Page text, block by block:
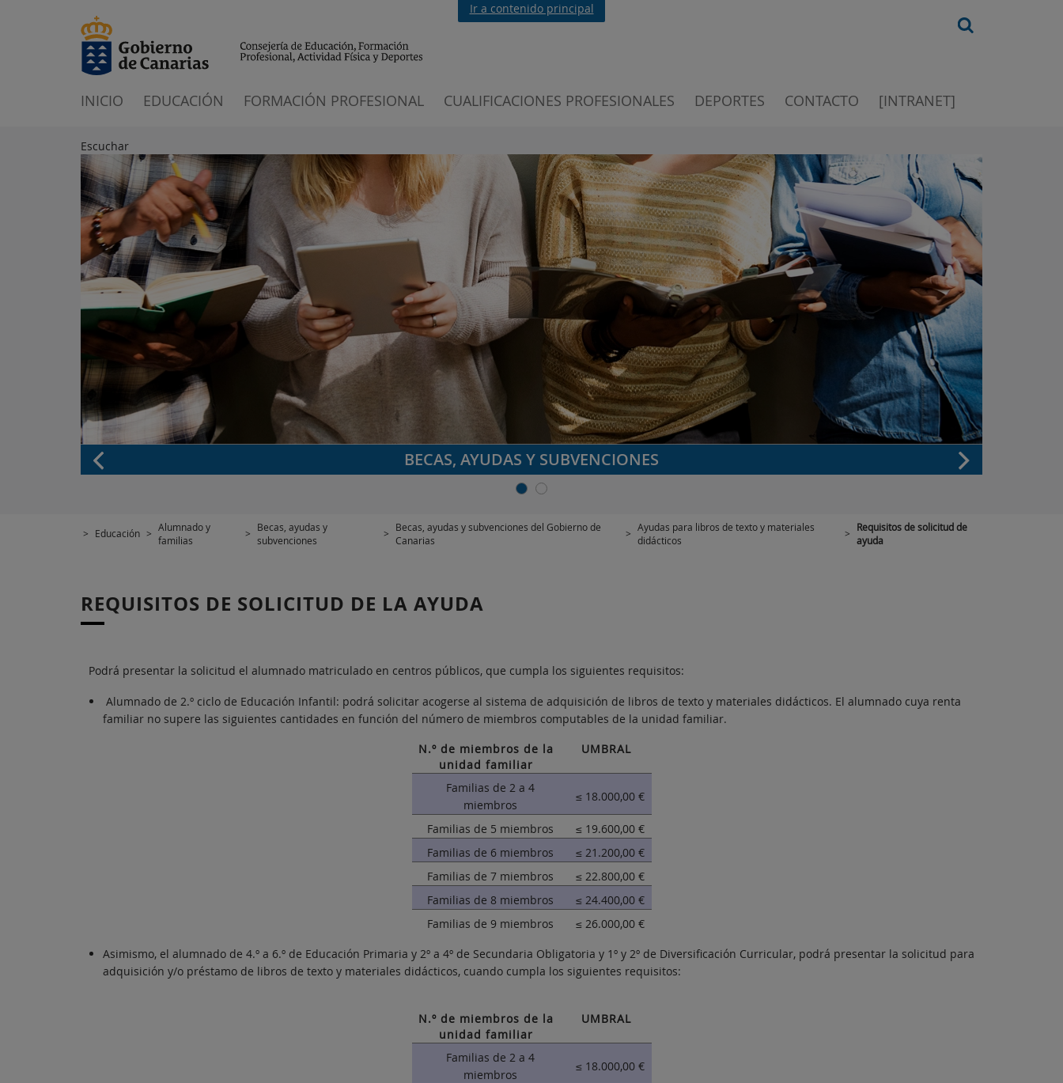
Ir a contenido principal
INICIO EDUCACIÓN FORMACIÓN PROFESIONAL CUALIFICACIONES PROFESIONALES DEPORTES CONTACTO [INTRANET]
Escuchar
BECAS, AYUDAS Y SUBVENCIONES
> Educación > Alumnado y
familias
>
Becas, ayudas y
subvenciones
>
Becas, ayudas y subvenciones del Gobierno de
Canarias
> Ayudas para libros de texto y materiales
didácticos
>
Requisitos de solicitud de
ayuda
REQUISITOS DE SOLICITUD DE LA AYUDA
Podrá presentar la solicitud el alumnado matriculado en centros públicos, que cumpla los siguientes requisitos:
Alumnado de 2.º ciclo de Educación Infantil: podrá solicitar acogerse al sistema de adquisición de libros de texto y materiales didácticos. El alumnado cuya renta
familiar no supere las siguientes cantidades en función del número de miembros computables de la unidad familiar.
N.º de miembros de la
unidad familiar
UMBRAL
Familias de 2 a 4
miembros
≤ 18.000,00 €
Familias de 5 miembros
≤ 19.600,00 €
Familias de 6 miembros
≤ 21.200,00 €
Familias de 7 miembros
≤ 22.800,00 €
Familias de 8 miembros
≤ 24.400,00 €
Familias de 9 miembros
≤ 26.000,00 €
Asimismo, el alumnado de 4.º a 6.º de Educación Primaria y 2º a 4º de Secundaria Obligatoria y 1º y 2º de Diversificación Curricular, podrá presentar la solicitud para
adquisición y/o préstamo de libros de texto y materiales didácticos, cuando cumpla los siguientes requisitos:
N.º de miembros de la
unidad familiar
UMBRAL
Familias de 2 a 4
miembros
≤ 18.000,00 €